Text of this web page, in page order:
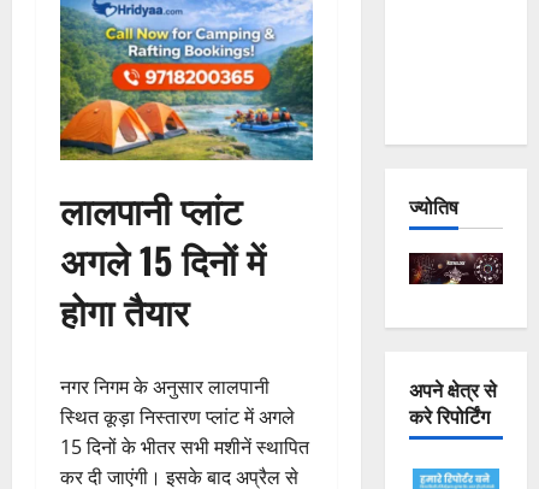
लालपानी प्लांट
अगले 15 दिनों में
होगा तैयार
नगर निगम के अनुसार लालपानी
स्थित कूड़ा निस्तारण प्लांट में अगले
15 दिनों के भीतर सभी मशीनें स्थापित
कर दी जाएंगी। इसके बाद अप्रैल से
ज्योतिष
अपने क्षेत्र से
करे रिपोर्टिंग